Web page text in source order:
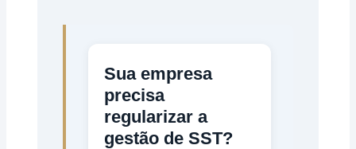
Sua empresa
precisa
regularizar a
gestão de SST?